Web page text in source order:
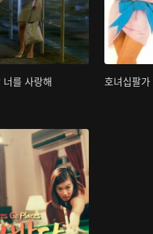
를 사랑해 호녀십팔가